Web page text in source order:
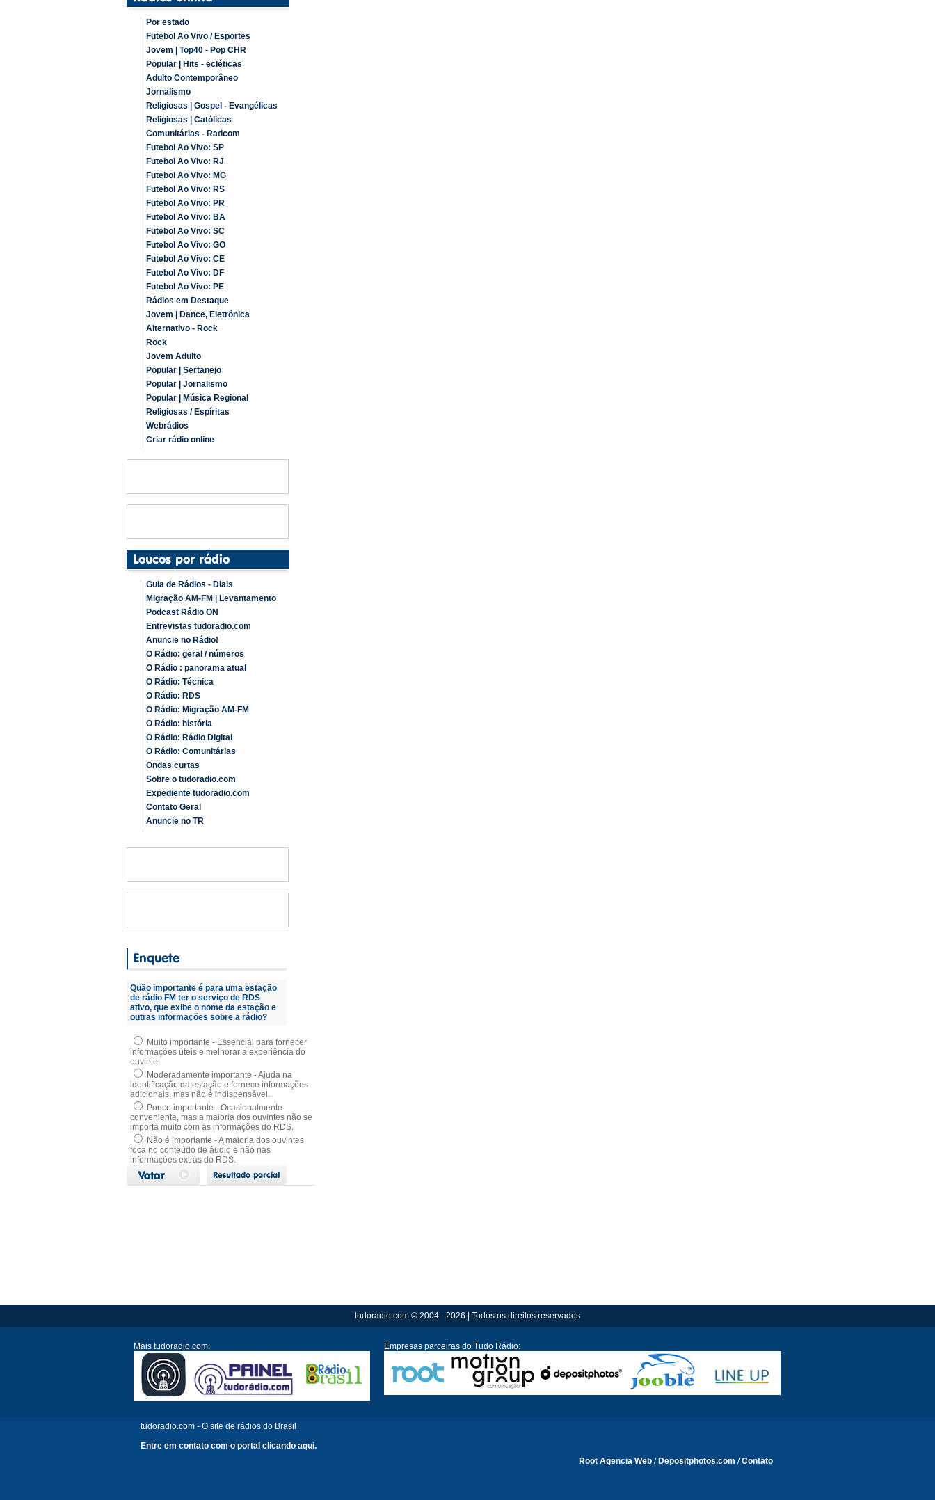
Por estado
Futebol Ao Vivo / Esportes
Jovem | Top40 - Pop CHR
Popular | Hits - ecléticas
Adulto Contemporâneo
Jornalismo
Religiosas | Gospel - Evangélicas
Religiosas | Católicas
Comunitárias - Radcom
Futebol Ao Vivo: SP
Futebol Ao Vivo: RJ
Futebol Ao Vivo: MG
Futebol Ao Vivo: RS
Futebol Ao Vivo: PR
Futebol Ao Vivo: BA
Futebol Ao Vivo: SC
Futebol Ao Vivo: GO
Futebol Ao Vivo: CE
Futebol Ao Vivo: DF
Futebol Ao Vivo: PE
Rádios em Destaque
Jovem | Dance, Eletrônica
Alternativo - Rock
Rock
Jovem Adulto
Popular | Sertanejo
Popular | Jornalismo
Popular | Música Regional
Religiosas / Espíritas
Webrádios
Criar rádio online
Guia de Rádios - Dials
Migração AM-FM | Levantamento
Podcast Rádio ON
Entrevistas tudoradio.com
Anuncie no Rádio!
O Rádio: geral / números
O Rádio : panorama atual
O Rádio: Técnica
O Rádio: RDS
O Rádio: Migração AM-FM
O Rádio: história
O Rádio: Rádio Digital
O Rádio: Comunitárias
Ondas curtas
Sobre o tudoradio.com
Expediente tudoradio.com
Contato Geral
Anuncie no TR
Quão importante é para uma estação
de rádio FM ter o serviço de RDS
ativo, que exibe o nome da estação e
outras informações sobre a rádio?
Muito importante - Essencial para fornecer
informações úteis e melhorar a experiência do
ouvinte
Moderadamente importante - Ajuda na
identificação da estação e fornece informações
adicionais, mas não é indispensável.
Pouco importante - Ocasionalmente
conveniente, mas a maioria dos ouvintes não se
importa muito com as informações do RDS.
Não é importante - A maioria dos ouvintes
foca no conteúdo de áudio e não nas
informações extras do RDS.
tudoradio.com © 2004 - 2026 | Todos os direitos reservados
Mais tudoradio.com: Empresas parceiras do Tudo Rádio:
tudoradio.com - O site de rádios do Brasil
Entre em contato com o portal clicando aqui.
Root Agencia Web / Depositphotos.com /Contato